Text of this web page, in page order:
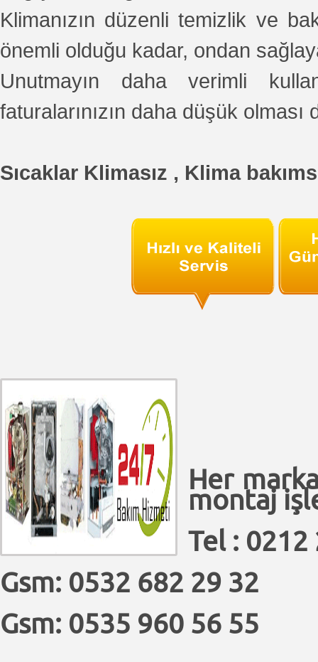
Klimanızın düzenli temizlik ve
önemli olduğu kadar, ondan
Unutmayın daha verimli
faturalarınızın daha düşük olması
Sıcaklar Klimasız , Klima
Her
montaj
Tel : 0212
Gsm: 0532 682 29 32
Gsm: 0535 960 56 55